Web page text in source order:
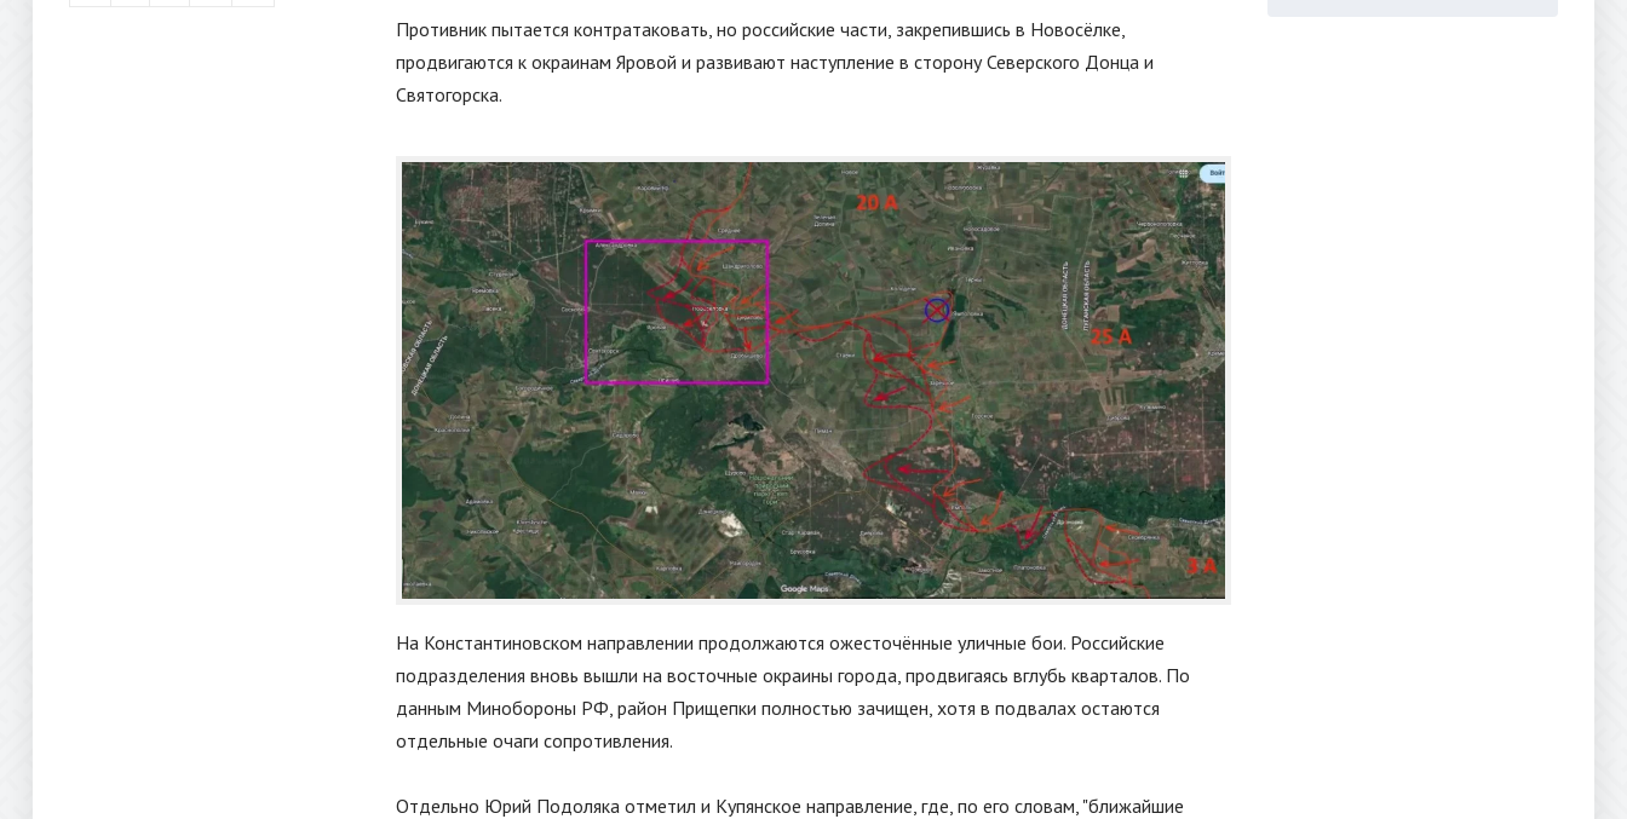
Противник пытается контратаковать, но российские части, закрепившись в Новосёлке,
продвигаются к окраинам Яровой и развивают наступление в сторону Северского Донца и
Святогорска.
На Константиновском направлении продолжаются ожесточённые уличные бои. Российские
подразделения вновь вышли на восточные окраины города, продвигаясь вглубь кварталов. По
данным Минобороны РФ, район Прищепки полностью зачищен, хотя в подвалах остаются
отдельные очаги сопротивления.
Отдельно Юрий Подоляка отметил и Купянское направление, где, по его словам, "ближайшие